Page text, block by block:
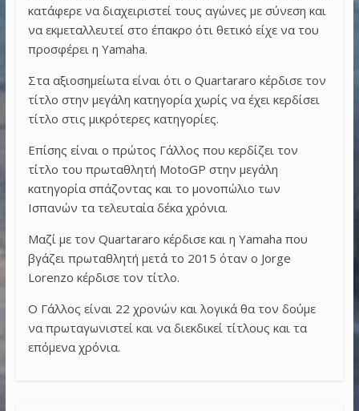
κατάφερε να διαχειριστεί τους αγώνες με σύνεση και
να εκμεταλλευτεί στο έπακρο ότι θετικό είχε να του
προσφέρει η Yamaha.
Στα αξιοσημείωτα είναι ότι ο Quartararo κέρδισε τον
τίτλο στην μεγάλη κατηγορία χωρίς να έχει κερδίσει
τίτλο στις μικρότερες κατηγορίες.
Επίσης είναι ο πρώτος Γάλλος που κερδίζει τον
τίτλο του πρωταθλητή MotoGP στην μεγάλη
κατηγορία σπάζοντας και το μονοπώλιο των
Ισπανών τα τελευταία δέκα χρόνια.
Μαζί με τον Quartararo κέρδισε και η Yamaha που
βγάζει πρωταθλητή μετά το 2015 όταν ο Jorge
Lorenzo κέρδισε τον τίτλο.
Ο Γάλλος είναι 22 χρονών και λογικά θα τον δούμε
να πρωταγωνιστεί και να διεκδικεί τίτλους και τα
επόμενα χρόνια.